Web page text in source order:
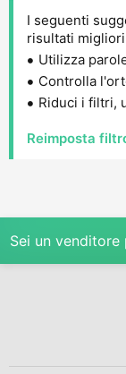
I seguenti
risultati migliori
Utilizza
Controlla
Riduci i filtri,
Reimposta
Sei un venditore